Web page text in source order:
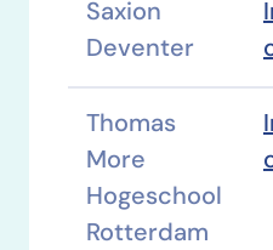
Saxion
Deventer
Thomas
More
Hogeschool
Rotterdam